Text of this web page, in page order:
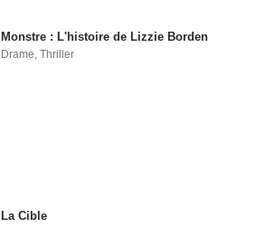
Monstre : L'histoire de Lizzie Borden
Drame ,Thriller
La Cible